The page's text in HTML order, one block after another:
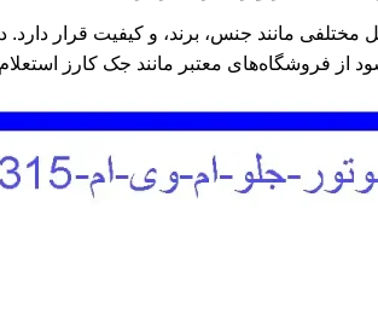
مختلفی مانند جنس، برند، و کیفیت قرار
فروشگاه‌های معتبر مانند جک کارز استعلام